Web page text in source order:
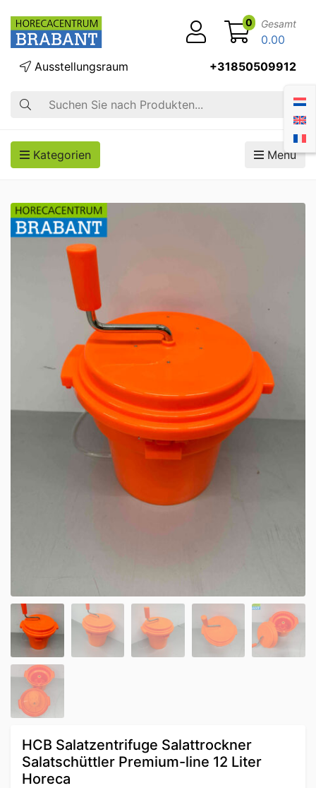
Suche
Ausstellungsraum +31850509912
0 Gesamt
0.00
Kategorien Menü
HCB Salatzentrifuge Salattrockner
Salatschüttler Premium-line 12 Liter
Horeca